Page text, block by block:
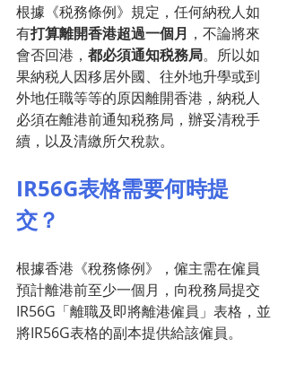
根據《税務條例》規定，任何納稅人如
有打算離開香港超過一個月 ，不論將來
會否回港， 都必須通知税務局。所以如
果納税人因移居外國、往外地升學或到
外地任職等等的原因離開香港，納税人
必須在離港前通知税務局，辦妥清稅手
續，以及清繳所欠稅款。
IR56G表格需要何時提
交？
根據香港《稅務條例》，僱主需在僱員
預計離港前至少一個月，向稅務局提交
IR56G「離職及即將離港僱員」表格，並
將IR56G表格的副本提供給該僱員。